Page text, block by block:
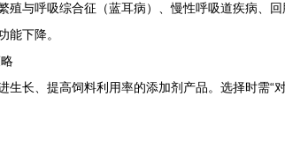
殖与呼吸综合征（蓝耳病）、慢性呼吸道疾病、
能下降。
长、提高饲料利用率的添加剂产品。选择时需“